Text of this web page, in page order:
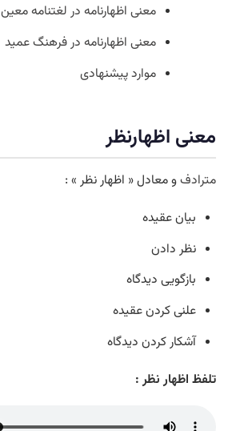
معنی اظهارنامه در لغتنامه معین
معنی اظهارنامه در فرهنگ عمید
موارد پیشنهادی
معنی اظهارنظر
مترادفو معادل « اظهار نظر » :
بیان عقیده
نظر دادن
بازگویی دیدگاه
علنی کردن عقیده
آشکار کردن دیدگاه
تلفظ اظهار نظر :